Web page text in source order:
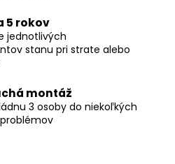
5 rokov
jednotlivých
stanu pri strate alebo
montáž
3 osoby do niekoľkých